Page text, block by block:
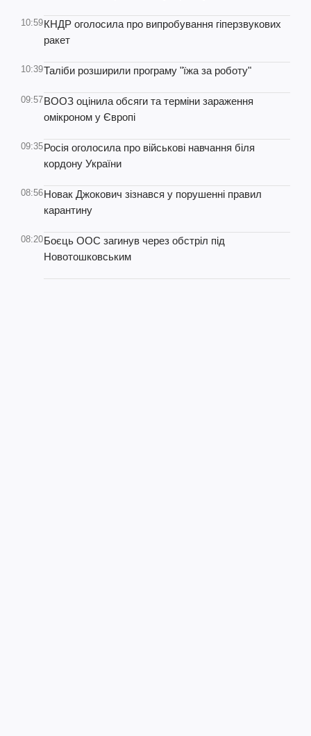
10:59КНДР оголосила про випробування гіперзвукових
ракет
10:39Таліби розширили програму "їжа за роботу"
09:57ВООЗ оцінила обсяги та терміни зараження
омікроном у Європі
09:35Росія оголосила про військові навчання біля
кордону України
08:56Новак Джокович зізнався у порушенні правил
карантину
08:20Боєць ООС загинув через обстріл під
Новотошковським